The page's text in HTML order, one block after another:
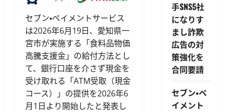
セブン・ペイメントサービス
は2026年6月19日、愛知県一
宮市が実施する「食料品物価
高騰支援金」の給付方法とし
て、銀行口座を介さず現金を
受け取れる「ATM受取（現金
コース）」の提供を2026年6
月1日より開始したと発表し
手SNS5社
になりす
まし詐欺
広告の対
策強化を
合同要請
セブン・ペ
イメント